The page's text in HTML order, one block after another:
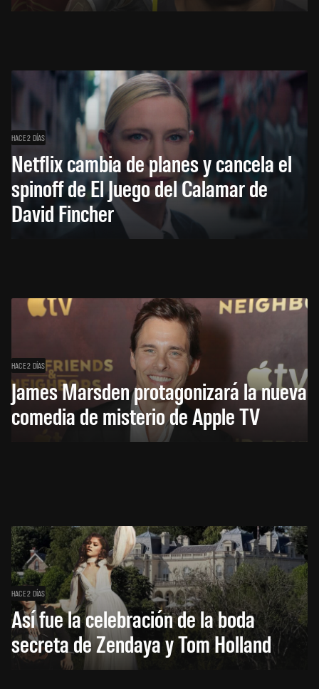
HACE 2 DÍAS
Netflix cambia de planes y cancela el
spinoff de El Juego del Calamar de
David Fincher
HACE 2 DÍAS
James Marsden protagonizará la nueva
comedia de misterio de Apple TV
HACE 2 DÍAS
Así fue la celebración de la boda
secreta de Zendaya y Tom Holland